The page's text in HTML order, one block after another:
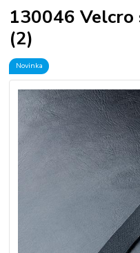
130046
(2)
Novinka